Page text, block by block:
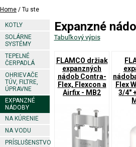
Home / Tu ste
KOTLY
SOLÁRNE
SYSTÉMY
TEPELNÉ
ČERPADLÁ
OHRIEVAČE
TÚV, FILTRE,
ÚPRAVNE
EXPANZNÉ
NÁDOBY
NA KÚRENIE
NA VODU
PRÍSLUŠENSTVO
Expanzné
Tabuľkový výpis
FLAMCO držiak
expanzných
nádob Contra-
Flex, Flexcon a
Airfix - MB2
Flex
3/4"